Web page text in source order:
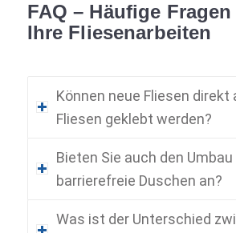
FAQ – Häufige
Ihre Fliesenarbeiten
Können neue Fliesen direkt
Fliesen geklebt werden?
Bieten Sie auch den
barrierefreie Duschen an?
Was ist der Unterschied